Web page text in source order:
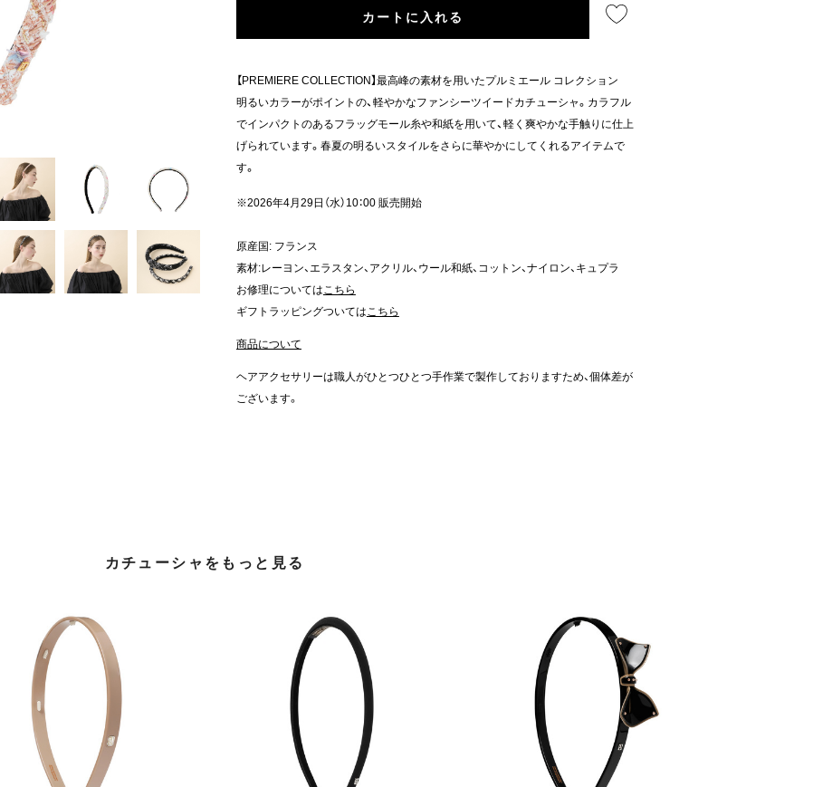
カートに入れる
【PREMIERE COLLECTION】最高峰の素材を用いたプルミエール コレクション
明るいカラーがポイントの、軽やかなファンシーツイードカチューシャ。カラフル
でインパクトのあるフラッグモール糸や和紙を用いて、軽く爽やかな手触りに仕上
げられています。春夏の明るいスタイルをさらに華やかにしてくれるアイテムで
す。
※2026年4月29日（水）10：00 販売開始
原産国: フランス
素材:レーヨン、エラスタン、アクリル、ウール和紙、コットン、ナイロン、キュプラ
お修理についてはこちら
ギフトラッピングついてはこちら
商品について
ヘアアクセサリーは職人がひとつひとつ手作業で製作しておりますため、個体差が
ございます。
カチューシャをもっと見る